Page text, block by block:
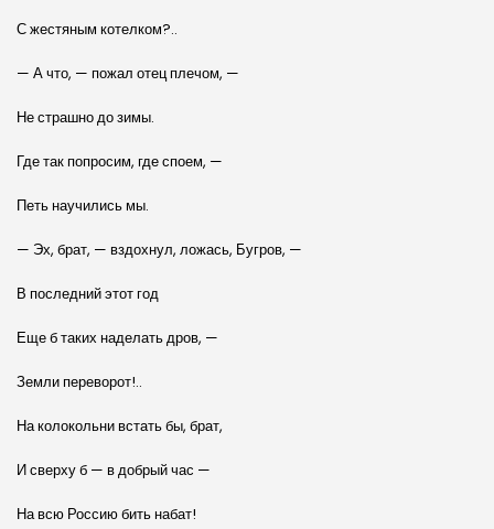
С жестяным котелком?..
— А что, — пожал отец плечом, —
Не страшно до зимы.
Где так попросим, где споем, —
Петь научились мы.
— Эх, брат, — вздохнул, ложась, Бугров, —
В последний этот год
Еще б таких наделать дров, —
Земли переворот!..
На колокольни встать бы, брат,
И сверху б — в добрый час —
На всю Россию бить набат!